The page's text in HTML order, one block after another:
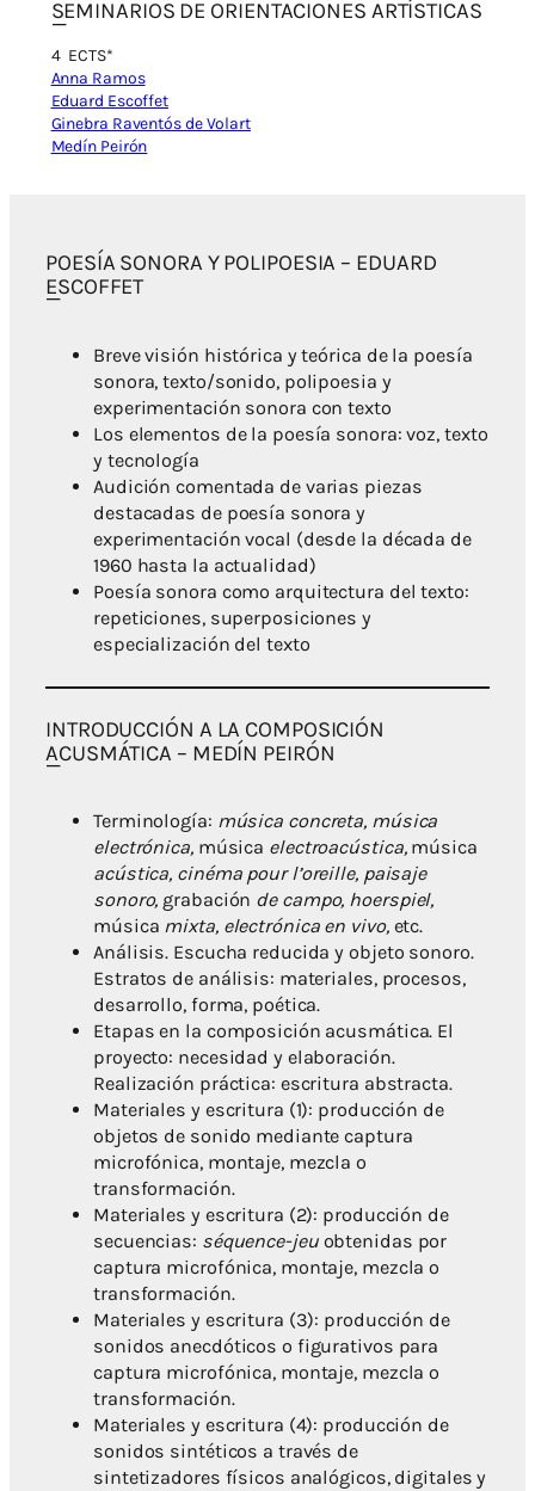
SEMINARIOS DE ORIENTACIONES ARTÍSTICAS
4 ECTS*
Anna Ramos
Eduard Escoffet
Ginebra Raventós de Volart
Medín Peirón
POESÍA SONORA Y POLIPOESIA – EDUARD
ESCOFFET
Breve visión histórica y teórica de la poesía
sonora, texto/sonido, polipoesia y
experimentación sonora con texto
Los elementos de la poesía sonora: voz, texto
y tecnología
Audición comentada de varias piezas
destacadas de poesía sonora y
experimentación vocal (desde la década de
1960 hasta la actualidad)
Poesía sonora como arquitectura del texto:
repeticiones, superposiciones y
especialización del texto
INTRODUCCIÓN A LA COMPOSICIÓN
ACUSMÁTICA – MEDÍN PEIRÓN
Terminología: música concreta, música
electrónica,música electroacústica,música
acústica, cinéma pour l’oreille, paisaje
sonoro, grabación de campo, hoerspiel,
música mixta, electrónica en vivo, etc.
Análisis. Escucha reducida y objeto sonoro.
Estratos de análisis: materiales, procesos,
desarrollo, forma, poética.
Etapas en la composición acusmática. El
proyecto: necesidad y elaboración.
Realización práctica: escritura abstracta.
Materiales y escritura (1): producción de
objetos de sonido mediante captura
microfónica, montaje, mezcla o
transformación.
Materiales y escritura (2): producción de
secuencias: séquence-jeuobtenidas por
captura microfónica, montaje, mezcla o
transformación.
Materiales y escritura (3): producción de
sonidos anecdóticos o figurativos para
captura microfónica, montaje, mezcla o
transformación.
Materiales y escritura (4): producción de
sonidos sintéticos a través de
sintetizadores físicos analógicos, digitales y